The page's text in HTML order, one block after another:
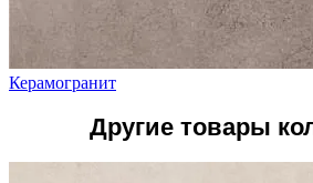
Керамогранит
Другие товары